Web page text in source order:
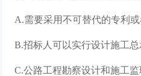
A.需要采用不可替代的专利
B.招标人可以实行设计施工
C.公路工程勘察设计和施工